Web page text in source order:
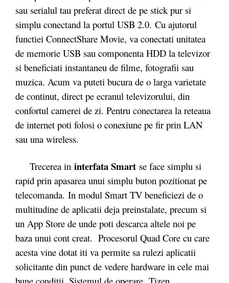
sau serialul tau preferat direct de pe stick pur si
simplu conectand la portul USB 2.0. Cu ajutorul
functiei ConnectShare Movie, va conectati unitatea
de memorie USB sau componenta HDD la televizor
si beneficiati instantaneu de filme, fotografii sau
muzica. Acum va puteti bucura de o larga varietate
de continut, direct pe ecranul televizorului, din
confortul camerei de zi. Pentru conectarea la reteaua
de internet poti folosi o conexiune pe fir prin LAN
sau una wireless.
Trecerea in interfata Smart se face simplu si
rapid prin apasarea unui simplu buton pozitionat pe
telecomanda. In modul Smart TV beneficiezi de o
multitudine de aplicatii deja preinstalate, precum si
un App Store de unde poti descarca altele noi pe
baza unui cont creat. Procesorul Quad Core cu care
acesta vine dotat iti va permite sa rulezi aplicatii
solicitante din punct de vedere hardware in cele mai